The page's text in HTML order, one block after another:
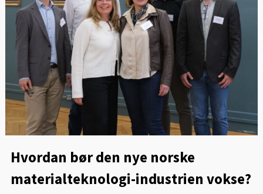
Hvordan bør den nye norske
materialteknologi-industrien vokse?